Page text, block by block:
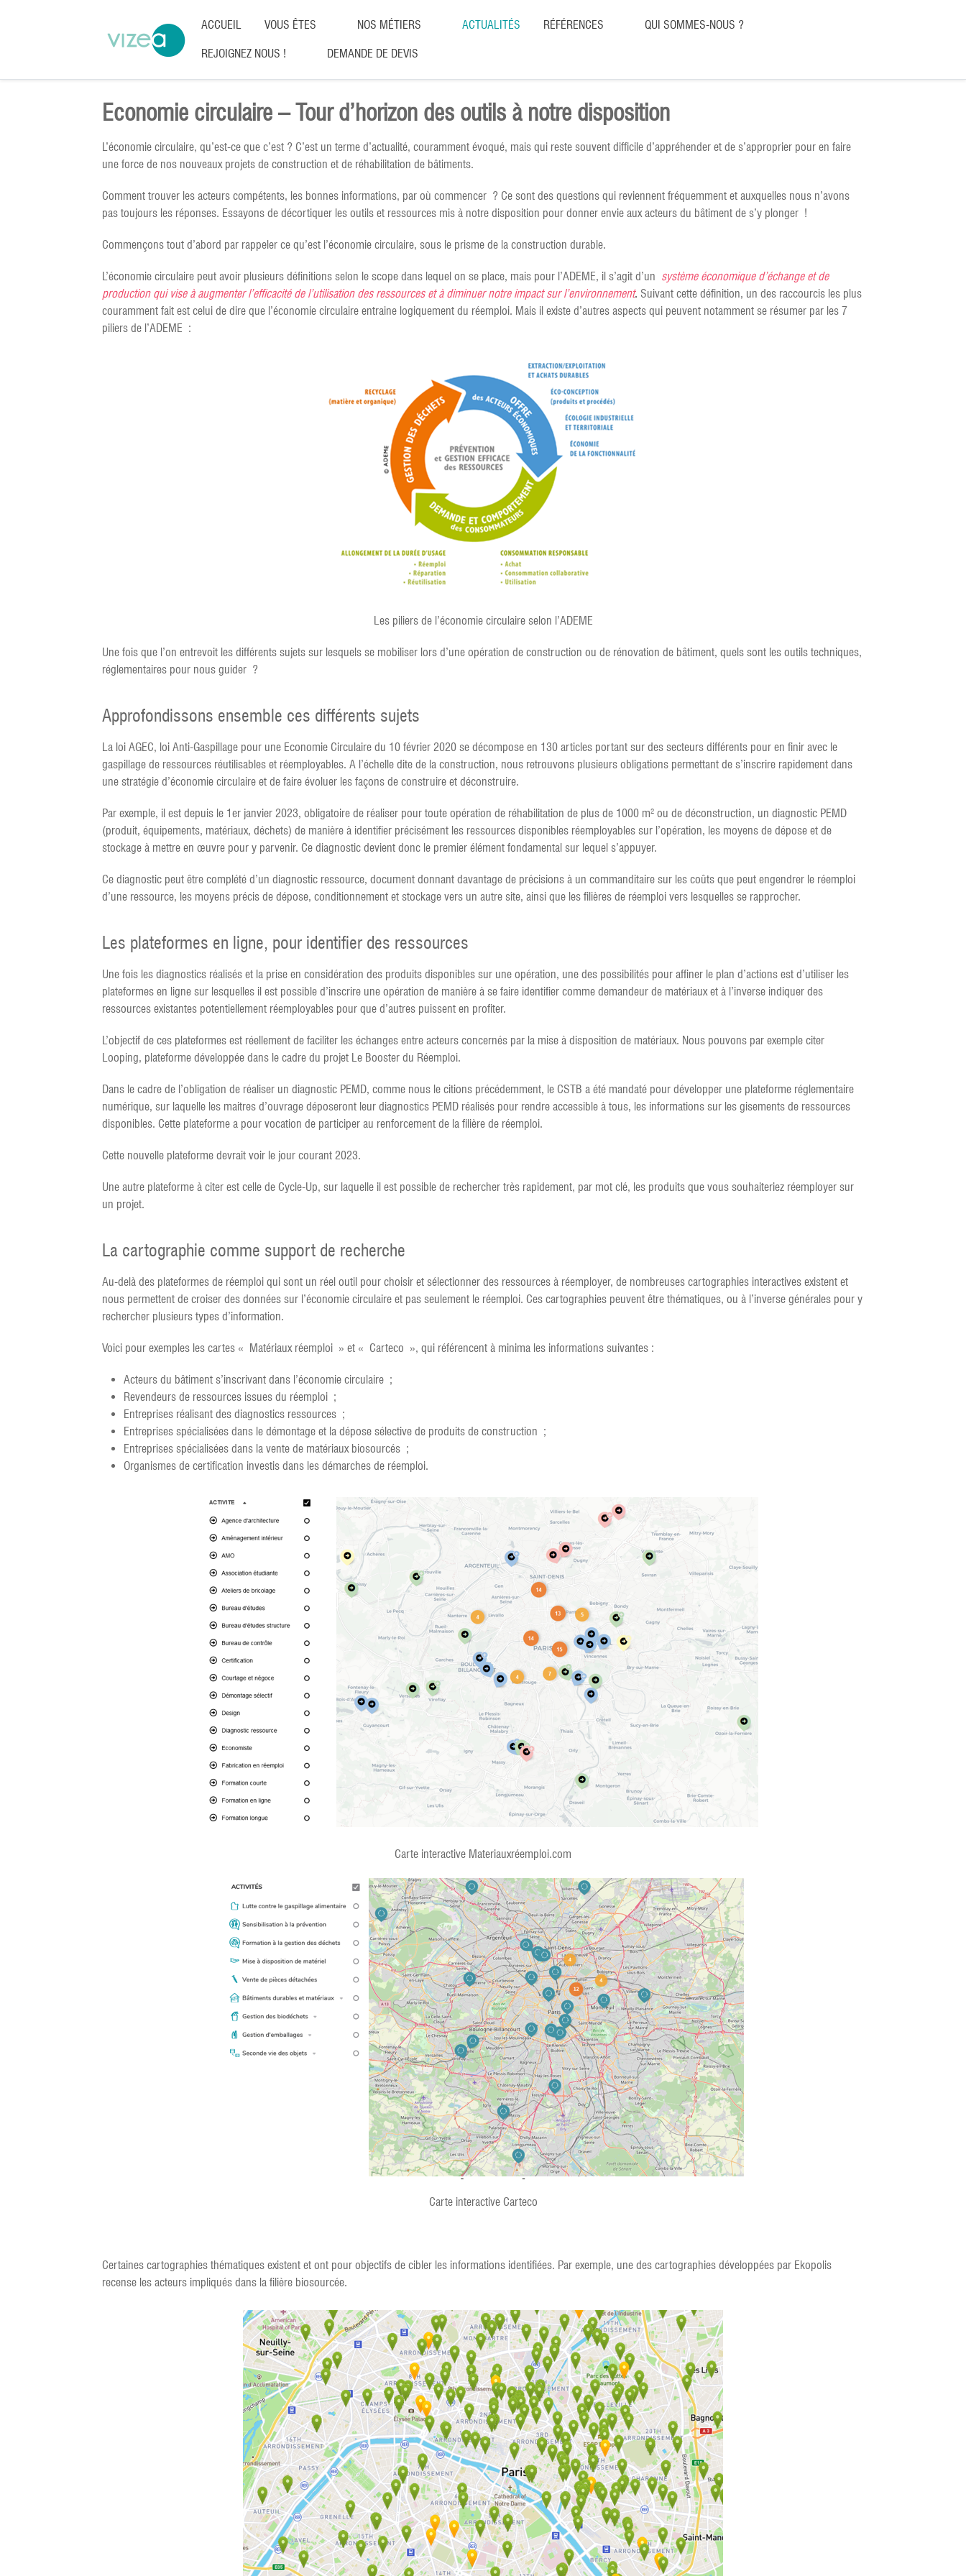
ACCUEIL VOUS ÊTES NOS MÉTIERS ACTUALITÉS RÉFÉRENCES QUI SOMMES-NOUS ?
REJOIGNEZ NOUS ! DEMANDE DE DEVIS
Economie circulaire – Tour d’horizon des outils à notre disposition
L’économie circulaire, qu’est-ce que c’est ? C’est un terme d’actualité, couramment évoqué, mais qui reste souvent difficile d’appréhender et de s’approprier pour en faire
une force de nos nouveaux projets de construction et de réhabilitation de bâtiments.
Comment trouver les acteurs compétents, les bonnes informations, par où commencer ? Ce sont des questions qui reviennent fréquemment et auxquelles nous n’avons
pas toujours les réponses. Essayons de décortiquer les outils et ressources mis à notre disposition pour donner envie aux acteurs du bâtiment de s’y plonger !
Commençons tout d’abord par rappeler ce qu’est l’économie circulaire, sous le prisme de la construction durable.
L’économie circulaire peut avoir plusieurs définitions selon le scope dans lequel on se place, mais pour l’ADEME, il s’agit d’un système économique d’échange et de
production qui vise à augmenter l’efficacité de l’utilisation des ressources et à diminuer notre impact sur l’environnement. Suivant cette définition, un des raccourcis les plus
couramment fait est celui de dire que l’économie circulaire entraine logiquement du réemploi. Mais il existe d’autres aspects qui peuvent notamment se résumer par les 7
piliers de l’ADEME :
Les piliers de l’économie circulaire selon l’ADEME
Une fois que l’on entrevoit les différents sujets sur lesquels se mobiliser lors d’une opération de construction ou de rénovation de bâtiment, quels sont les outils techniques,
réglementaires pour nous guider ?
Approfondissons ensemble ces différents sujets
La loi AGEC, loi Anti-Gaspillage pour une Economie Circulaire du 10 février 2020 se décompose en 130 articles portant sur des secteurs différents pour en finir avec le
gaspillage de ressources réutilisables et réemployables. A l’échelle dite de la construction, nous retrouvons plusieurs obligations permettant de s’inscrire rapidement dans
une stratégie d’économie circulaire et de faire évoluer les façons de construire et déconstruire.
Par exemple, il est depuis le 1er janvier 2023, obligatoire de réaliser pour toute opération de réhabilitation de plus de 1000 m² ou de déconstruction, un diagnostic PEMD
(produit, équipements, matériaux, déchets) de manière à identifier précisément les ressources disponibles réemployables sur l’opération, les moyens de dépose et de
stockage à mettre en œuvre pour y parvenir. Ce diagnostic devient donc le premier élément fondamental sur lequel s’appuyer.
Ce diagnostic peut être complété d’un diagnostic ressource, document donnant davantage de précisions à un commanditaire sur les coûts que peut engendrer le réemploi
d’une ressource, les moyens précis de dépose, conditionnement et stockage vers un autre site, ainsi que les filières de réemploi vers lesquelles se rapprocher.
Les plateformes en ligne, pour identifier des ressources
Une fois les diagnostics réalisés et la prise en considération des produits disponibles sur une opération, une des possibilités pour affiner le plan d’actions est d’utiliser les
plateformes en ligne sur lesquelles il est possible d’inscrire une opération de manière à se faire identifier comme demandeur de matériaux et à l’inverse indiquer des
ressources existantes potentiellement réemployables pour que d’autres puissent en profiter.
L’objectif de ces plateformes est réellement de faciliter les échanges entre acteurs concernés par la mise à disposition de matériaux. Nous pouvons par exemple citer
Looping, plateforme développée dans le cadre du projet Le Booster du Réemploi.
Dans le cadre de l’obligation de réaliser un diagnostic PEMD, comme nous le citions précédemment, le CSTB a été mandaté pour développer une plateforme réglementaire
numérique, sur laquelle les maitres d’ouvrage déposeront leur diagnostics PEMD réalisés pour rendre accessible à tous, les informations sur les gisements de ressources
disponibles. Cette plateforme a pour vocation de participer au renforcement de la filière de réemploi.
Cette nouvelle plateforme devrait voir le jour courant 2023.
Une autre plateforme à citer est celle de Cycle-Up, sur laquelle il est possible de rechercher très rapidement, par mot clé, les produits que vous souhaiteriez réemployer sur
un projet.
La cartographie comme support de recherche
Au-delà des plateformes de réemploi qui sont un réel outil pour choisir et sélectionner des ressources à réemployer, de nombreuses cartographies interactives existent et
nous permettent de croiser des données sur l’économie circulaire et pas seulement le réemploi. Ces cartographies peuvent être thématiques, ou à l’inverse générales pour y
rechercher plusieurs types d’information.
Voici pour exemples les cartes « Matériaux réemploi » et « Carteco », qui référencent à minima les informations suivantes :
Acteurs du bâtiment s’inscrivant dans l’économie circulaire ;
Revendeurs de ressources issues du réemploi ;
Entreprises réalisant des diagnostics ressources ;
Entreprises spécialisées dans le démontage et la dépose sélective de produits de construction ;
Entreprises spécialisées dans la vente de matériaux biosourcés ;
Organismes de certification investis dans les démarches de réemploi.
Carte interactive Materiauxréemploi.com
Carte interactive Carteco
Certaines cartographies thématiques existent et ont pour objectifs de cibler les informations identifiées. Par exemple, une des cartographies développées par Ekopolis
recense les acteurs impliqués dans la filière biosourcée.